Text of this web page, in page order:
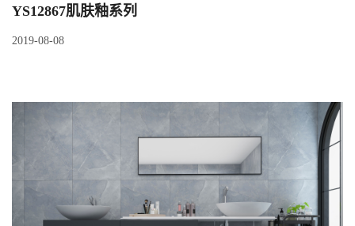
YS12867肌肤釉系列
2019-08-08